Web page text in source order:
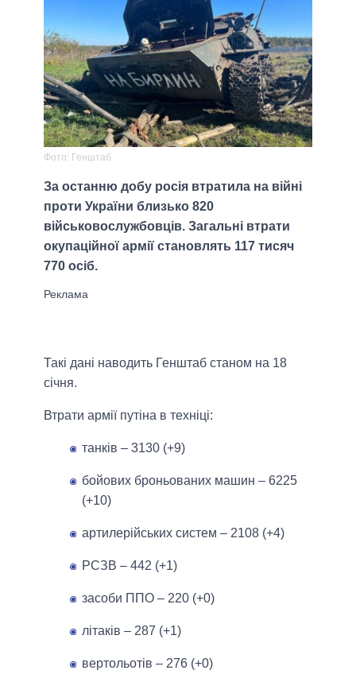
Фото: Генштаб
За останню добу росія втратила на війні
проти України близько 820
військовослужбовців. Загальні втрати
окупаційної армії становлять 117 тисяч
770 осіб.
Такі дані наводить Генштаб станом на 18
січня.
Втрати армії путіна в техніці:
танків ‒ 3130 (+9)
бойових броньованих машин ‒ 6225
(+10)
артилерійських систем – 2108 (+4)
РСЗВ – 442 (+1)
засоби ППО ‒ 220 (+0)
літаків – 287 (+1)
вертольотів – 276 (+0)